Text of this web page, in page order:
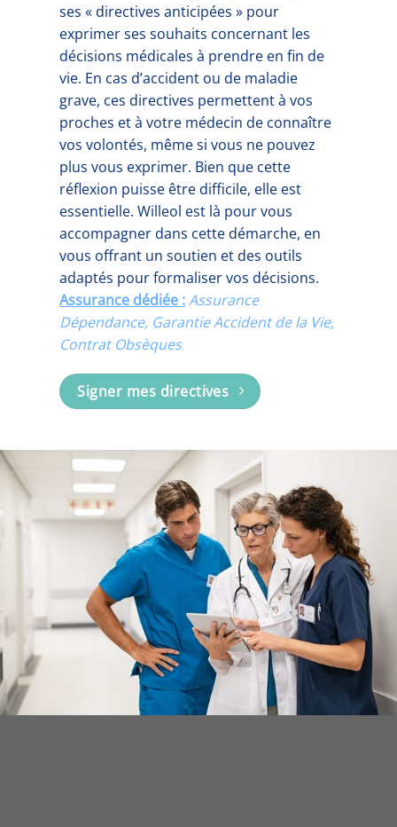
ses « directives anticipées » pour
exprimer ses souhaits concernant les
décisions médicales à prendre en fin de
vie. En cas d’accident ou de maladie
grave, ces directives permettent à vos
proches et à votre médecin de connaître
vos volontés, même si vous ne pouvez
plus vous exprimer. Bien que cette
réflexion puisse être difficile, elle est
essentielle. Willeol est là pour vous
accompagner dans cette démarche, en
vous offrant un soutien et des outils
adaptés pour formaliser vos décisions.
Assurance dédiée :Assurance
Dépendance, Garantie Accident de la Vie,
Contrat Obsèques
Signer mes directives